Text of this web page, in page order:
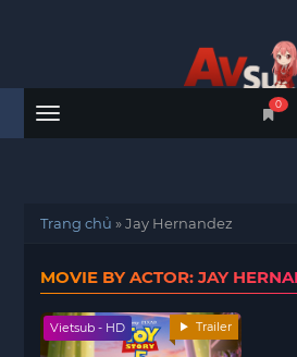
Menu
0
Trang chủ »Jay Hernandez
MOVIE BY ACTOR: JAY
Vietsub - HD Trailer